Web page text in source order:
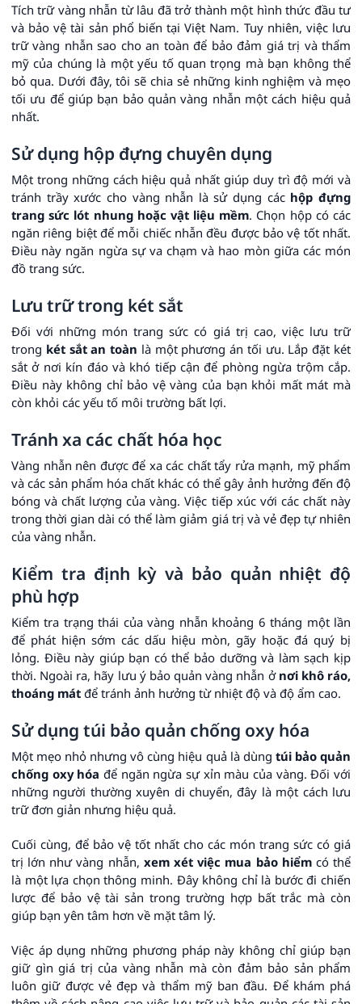
Tích trữ vàng nhẫn từ lâu đã trở thành một hình thức đầu tư
và bảo vệ tài sản phổ biến tại Việt Nam. Tuy nhiên, việc lưu
trữ vàng nhẫn sao cho an toàn để bảo đảm giá trị và thẩm
mỹ của chúng là một yếu tố quan trọng mà bạn không thể
bỏ qua. Dưới đây, tôi sẽ chia sẻ những kinh nghiệm và mẹo
tối ưu để giúp bạn bảo quản vàng nhẫn một cách hiệu quả
nhất.
Sử dụng hộp đựng chuyên dụng
Một trong những cách hiệu quả nhất giúp duy trì độ mới và
tránh trầy xước cho vàng nhẫn là sử dụng các hộp đựng
trang sức lót nhung hoặc vật liệu mềm. Chọn hộp có các
ngăn riêng biệt để mỗi chiếc nhẫn đều được bảo vệ tốt nhất.
Điều này ngăn ngừa sự va chạm và hao mòn giữa các món
đồ trang sức.
Lưu trữ trong két sắt
Đối với những món trang sức có giá trị cao, việc lưu trữ
trong két sắt an toàn là một phương án tối ưu. Lắp đặt két
sắt ở nơi kín đáo và khó tiếp cận để phòng ngừa trộm cắp.
Điều này không chỉ bảo vệ vàng của bạn khỏi mất mát mà
còn khỏi các yếu tố môi trường bất lợi.
Tránh xa các chất hóa học
Vàng nhẫn nên được để xa các chất tẩy rửa mạnh, mỹ phẩm
và các sản phẩm hóa chất khác có thể gây ảnh hưởng đến độ
bóng và chất lượng của vàng. Việc tiếp xúc với các chất này
trong thời gian dài có thể làm giảm giá trị và vẻ đẹp tự nhiên
của vàng nhẫn.
Kiểm tra định kỳ và bảo quản nhiệt độ
phù hợp
Kiểm tra trạng thái của vàng nhẫn khoảng 6 tháng một lần
để phát hiện sớm các dấu hiệu mòn, gãy hoặc đá quý bị
lỏng. Điều này giúp bạn có thể bảo dưỡng và làm sạch kịp
thời. Ngoài ra, hãy lưu ý bảo quản vàng nhẫn ở nơi khô ráo,
thoáng mát để tránh ảnh hưởng từ nhiệt độ và độ ẩm cao.
Sử dụng túi bảo quản chống oxy hóa
Một mẹo nhỏ nhưng vô cùng hiệu quả là dùng túi bảo quản
chống oxy hóa để ngăn ngừa sự xỉn màu của vàng. Đối với
những người thường xuyên di chuyển, đây là một cách lưu
trữ đơn giản nhưng hiệu quả.
Cuối cùng, để bảo vệ tốt nhất cho các món trang sức có giá
trị lớn như vàng nhẫn, xem xét việc mua bảo hiểmcó thể
là một lựa chọn thông minh. Đây không chỉ là bước đi chiến
lược để bảo vệ tài sản trong trường hợp bất trắc mà còn
giúp bạn yên tâm hơn về mặt tâm lý.
Việc áp dụng những phương pháp này không chỉ giúp bạn
giữ gìn giá trị của vàng nhẫn mà còn đảm bảo sản phẩm
luôn giữ được vẻ đẹp và thẩm mỹ ban đầu. Để khám phá